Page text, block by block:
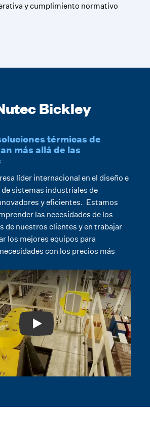
y cumplimiento normativo
Bickley
térmicas de
más allá de las
líder internacional en el diseño e
sistemas industriales de
y eficientes. Estamos
las necesidades de los
de nuestros clientes y en trabajar
los mejores equipos para
con los precios más
Play: Video Title